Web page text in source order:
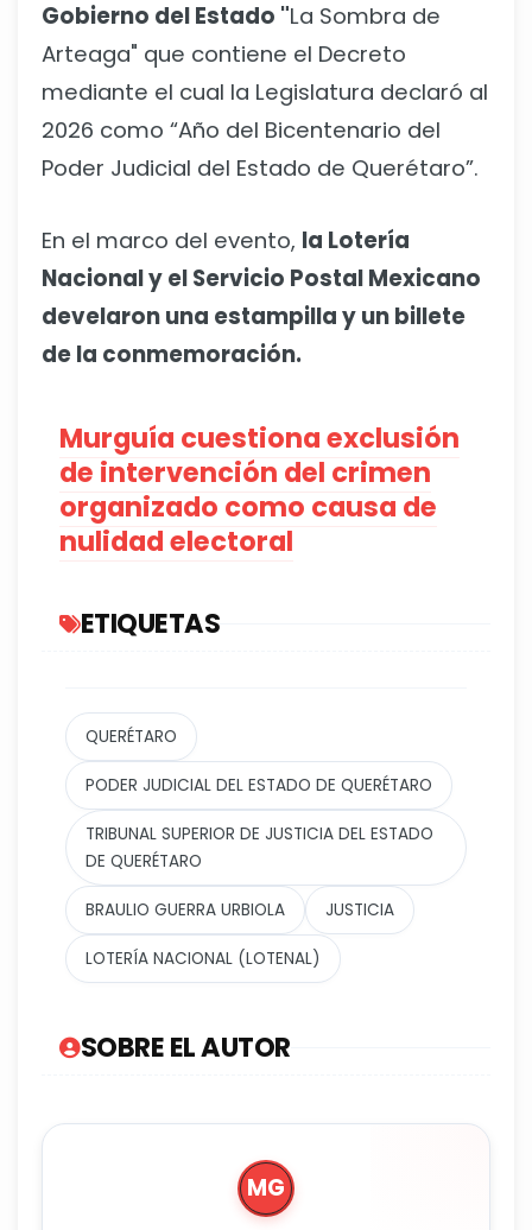
Gobierno del Estado "La Sombra de
Arteaga" que contiene el Decreto
mediante el cual la Legislatura declaró al
2026 como “Año del Bicentenario del
Poder Judicial del Estado de Querétaro”.
En el marco del evento, la Lotería
Nacional y el Servicio Postal Mexicano
develaron una estampilla y un billete
de la conmemoración.
Murguía cuestiona exclusión
de intervención del crimen
organizado como causa de
nulidad electoral
ETIQUETAS
QUERÉTARO
PODER JUDICIAL DEL ESTADO DE QUERÉTARO
TRIBUNAL SUPERIOR DE JUSTICIA DEL ESTADO
DE QUERÉTARO
BRAULIO GUERRA URBIOLA JUSTICIA
LOTERÍA NACIONAL (LOTENAL)
SOBRE EL AUTOR
MG